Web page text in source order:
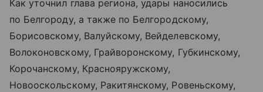
Как уточнил глава региона, удары наносились
по Белгороду, а также по Белгородскому,
Борисовскому, Валуйскому, Вейделевскому,
Волоконовскому, Грайворонскому, Губкинскому,
Корочанскому, Краснояружскому,
Новооскольскому, Ракитянскому, Ровеньскому,